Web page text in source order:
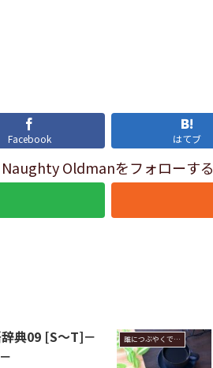
Facebook はてブ
Naughty Oldmanをフォローする
典09 [S～T]－
誰につぶやくでもなく